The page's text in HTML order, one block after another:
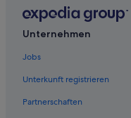
Pensionen in Papeete
Arue Hotels
Unternehmen
Jobs
Unterkunft registrieren
Partnerschaften